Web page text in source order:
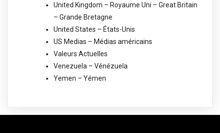
United Kingdom – Royaume Uni – Great Britain
– Grande Bretagne
United States – États-Unis
US Medias – Médias américains
Valeurs Actuelles
Venezuela – Vénézuela
Yemen – Yémen